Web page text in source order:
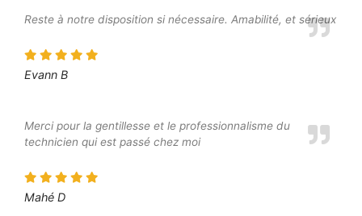
Reste à notre disposition si nécessaire. Amabilité, et sérieux
Evann B
Merci pour la gentillesse et le professionnalisme du
technicien qui est passé chez moi
Mahé D